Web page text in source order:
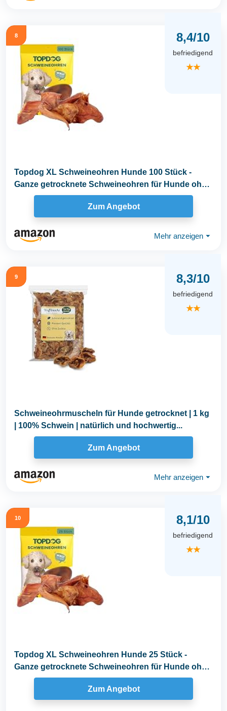
8 8,4/10
befriedigend
★★
Topdog XL Schweineohren Hunde 100 Stück -
Ganze getrocknete Schweineohren für Hunde ohne
fettige...
Zum Angebot
Mehr anzeigen ⏷
9 8,3/10
befriedigend
★★
Schweineohrmuscheln für Hunde getrocknet | 1 kg
| 100% Schwein | natürlich und hochwertig...
Zum Angebot
Mehr anzeigen ⏷
10 8,1/10
befriedigend
★★
Topdog XL Schweineohren Hunde 25 Stück -
Ganze getrocknete Schweineohren für Hunde ohne
fettige...
Zum Angebot